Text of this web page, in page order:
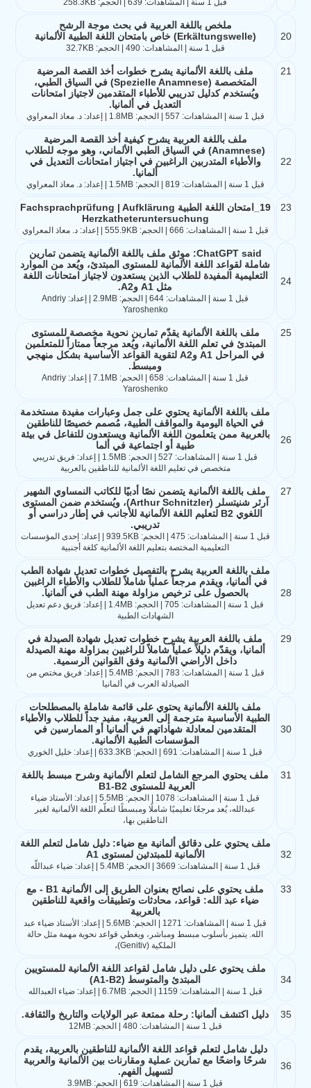
20
ملخص باللغة العربية في بحث موجة الرشح
(Erkältungswelle) خاص بامتحان اللغة الطبية الألمانية
قبل 1 سنة | المشاهدات: 490 | الحجم: 32.7KB
21
ملف باللغة الألمانية يشرح خطوات أخذ القصة المرضية
المتخصصة (Spezielle Anamnese) في السياق الطبي،
ويُستخدم كدليل تدريبي للأطباء المتقدمين لاجتياز امتحانات
التعديل في ألمانيا.
قبل 1 سنة | المشاهدات: 557 | الحجم: 1.8MB | إعداد: د. معاذ المعراوي
22
ملف باللغة العربية يشرح كيفية أخذ القصة المرضية
(Anamnese) في السياق الطبي الألماني، وهو موجه للطلاب
والأطباء المتدربين الراغبين في اجتياز امتحانات التعديل في
ألمانيا.
قبل 1 سنة | المشاهدات: 819 | الحجم: 1.5MB | إعداد: د. معاذ المعراوي
23
19_امتحان اللغة الطبية Fachsprachprüfung | Aufklärung
Herzkatheteruntersuchung
قبل 1 سنة | المشاهدات: 666 | الحجم: 555.9KB | إعداد: د. معاذ المعراوي
24
ChatGPT said: موثق ملف باللغة الألمانية يتضمن تمارين
شاملة لقواعد اللغة الألمانية للمستوى المبتدئ، ويُعد من الموارد
التعليمية المفيدة للطلاب الذين يستعدون لاجتياز امتحانات اللغة
مثل A1 وA2.
قبل 1 سنة | المشاهدات: 644 | الحجم: 2.9MB | إعداد: Andriy
Yaroshenko
25
ملف باللغة الألمانية يقدّم تمارين نحوية مخصصة للمستوى
المبتدئ في تعلم اللغة الألمانية، ويُعد مرجعاً ممتازاً للمتعلمين
في المراحل A1 وA2 لتقوية القواعد الأساسية بشكل منهجي
ومبسط.
قبل 1 سنة | المشاهدات: 658 | الحجم: 7.1MB | إعداد: Andriy
Yaroshenko
26
ملف باللغة الألمانية يحتوي على جمل وعبارات مفيدة مستخدمة
في الحياة اليومية والمواقف الطبية، مُصمم خصيصًا للناطقين
بالعربية ممن يتعلمون اللغة الألمانية ويستعدون للتفاعل في بيئة
طبية أو اجتماعية في ألما
قبل 1 سنة | المشاهدات: 527 | الحجم: 1.5MB | إعداد: فريق تدريبي
متخصص في تعليم اللغة الألمانية للناطقين بالعربية
27
ملف باللغة الألمانية يتضمن نصًا أدبيًا للكاتب النمساوي الشهير
آرثر شنيتسلر (Arthur Schnitzler)، ويُستخدم ضمن المستوى
اللغوي B2 لتعليم اللغة الألمانية للأجانب في إطار دراسي أو
تدريبي.
قبل 1 سنة | المشاهدات: 475 | الحجم: 939.5KB | إعداد: إحدى المؤسسات
التعليمية المختصة بتعليم اللغة الألمانية كلغة أجنبية
28
ملف باللغة العربية يشرح بالتفصيل خطوات تعديل شهادة الطب
في ألمانيا، ويقدم مرجعاً عملياً شاملاً للطلاب والأطباء الراغبين
بالحصول على ترخيص مزاولة مهنة الطب في ألمانيا.
قبل 1 سنة | المشاهدات: 705 | الحجم: 1.4MB | إعداد: فريق دعم تعديل
الشهادات الطبية
29
ملف باللغة العربية يشرح خطوات تعديل شهادة الصيدلة في
ألمانيا، ويقدّم دليلاً عملياً شاملاً للراغبين بمزاولة مهنة الصيدلة
داخل الأراضي الألمانية وفق القوانين الرسمية.
قبل 1 سنة | المشاهدات: 783 | الحجم: 5.4MB | إعداد: فريق مختص من
الصيادلة العرب في ألمانيا
30
ملف باللغة الألمانية يحتوي على قائمة شاملة بالمصطلحات
الطبية الأساسية مترجمة إلى العربية، مفيد جداً للطلاب والأطباء
المتقدمين لمعادلة شهاداتهم في ألمانيا أو الممارسين في
المؤسسات الطبية الألمانية.
قبل 1 سنة | المشاهدات: 691 | الحجم: 633.3KB | إعداد: خليل الخوري
31
ملف يحتوي المرجع الشامل لتعلم الألمانية وشرح مبسط باللغة
العربية للمستوى B1-B2
قبل 1 سنة | المشاهدات: 1078 | الحجم: 5.5MB | إعداد: الأستاذ ضياء
عبدالله، يُعد مرجعًا تعليميًا شاملًا ومبسطًا لتعلّم اللغة الألمانية لغير
الناطقين بها،
32
ملف يحتوي على دقائق ألمانية مع ضياء: دليل شامل لتعلم اللغة
الألمانية للمبتدئين لمستوى A1
قبل 1 سنة | المشاهدات: 3669 | الحجم: 5.4MB | إعداد: ضياء عبداللّه
33
ملف يحتوي على نصائح بعنوان الطريق إلى الألمانية B1 - مع
ضياء عبد الله: قواعد، محادثات وتطبيقات واقعية للناطقين
بالعربية
قبل 1 سنة | المشاهدات: 1271 | الحجم: 5.6MB | إعداد: الأستاذ ضياء عبد
الله. يتميز بأسلوب مبسط ومباشر، ويغطي قواعد نحوية مهمة مثل حالة
الملكية (Genitiv)،
34
ملف يحتوي على دليل شامل لقواعد اللغة الألمانية للمستويين
المبتدئ والمتوسط (A1-B2)
قبل 1 سنة | المشاهدات: 1159 | الحجم: 6.7MB | إعداد: ضياء العبدالله
35 دليل اكتشف ألمانيا: رحلة ممتعة عبر الولايات والتاريخ والثقافة.
قبل 1 سنة | المشاهدات: 480 | الحجم: 12MB
36
دليل شامل لتعلم قواعد اللغة الألمانية للناطقين بالعربية، يقدم
شرحًا واضحًا مع تمارين عملية ومقارنات بين الألمانية والعربية
لتسهيل الفهم.
قبل 1 سنة | المشاهدات: 619 | الحجم: 3.9MB